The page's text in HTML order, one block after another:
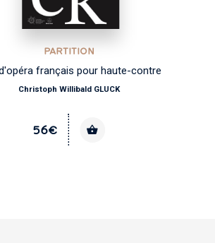
PARTITION
français pour haute-contre
Christoph Willibald GLUCK
56€